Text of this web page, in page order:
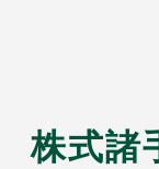
株式諸